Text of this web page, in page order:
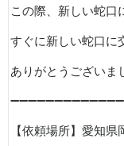
この際、新しい蛇口
すぐに新しい蛇口に
ありがとうございま
【依頼場所】愛知県